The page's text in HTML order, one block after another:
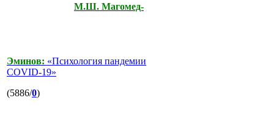
М.Ш. Магомед-
Эминов: «Психология пандемии
COVID-19»
(5886/0)